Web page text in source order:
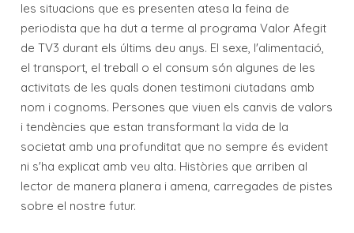
les situacions que es presenten atesa la feina de
periodista que ha dut a terme al programa Valor Afegit
de TV3 durant els últims deu anys. El sexe, l'alimentació,
el transport, el treball o el consum són algunes de les
activitats de les quals donen testimoni ciutadans amb
nom i cognoms. Persones que viuen els canvis de valors
i tendències que estan transformant la vida de la
societat amb una profunditat que no sempre és evident
ni s'ha explicat amb veu alta. Històries que arriben al
lector de manera planera i amena, carregades de pistes
sobre el nostre futur.